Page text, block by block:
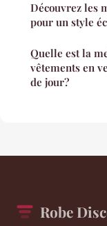
Découvrez les
pour un style
Quelle est la
vêtements en
de jour?
Robe